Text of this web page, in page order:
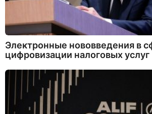
Электронные нововведения в
цифровизации налоговых услуг